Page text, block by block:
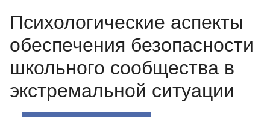
Психологические аспекты
обеспечения безопасности
школьного сообщества в
экстремальной ситуации